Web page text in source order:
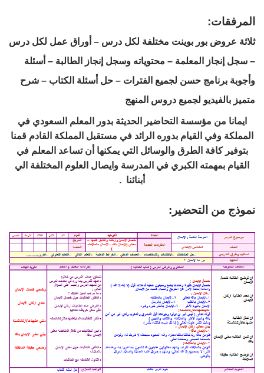
المرفقات:
ثلاثة عروض بور بوينت مختلفة لكل درس – أوراق عمل لكل درس
– سجل إنجاز المعلمة – محتوياته وسجل إنجاز الطالبة – أسئلة
وأجوبة برنامج حسن لجميع الفترات – حل أسئلة الكتاب – شرح
متميز بالفيديو لجميع دروس المنهج
ايمانا من مؤسسة التحاضير الحديثة بدور المعلم السعودي في
المملكة وفي القيام بدوره الرائد في مستقبل المملكة القادم قمنا
بتوفير كافة الطرق والوسائل التي يمكنها أن تساعد المعلم في
القيام بمهمته الكبري في المدرسة وايصال العلوم المختلفة الي
أبنائنا .
نموذج من التحضير: